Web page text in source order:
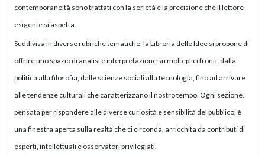
contemporaneità sono trattati con la serietà e la precisione che il lettore
esigente si aspetta.
Suddivisa in diverse rubriche tematiche, la Libreria delle Idee si propone di
offrire uno spazio di analisi e interpretazione su molteplici fronti: dalla
politica alla filosofia, dalle scienze sociali alla tecnologia, fino ad arrivare
alle tendenze culturali che caratterizzano il nostro tempo. Ogni sezione,
pensata per rispondere alle diverse curiosità e sensibilità del pubblico, è
una finestra aperta sulla realtà che ci circonda, arricchita da contributi di
esperti, intellettuali e osservatori privilegiati.